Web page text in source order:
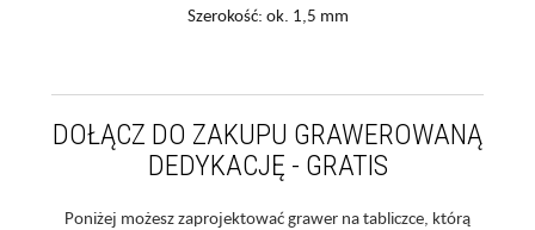
Szerokość: ok. 1,5 mm
DOŁĄCZ DO ZAKUPU GRAWEROWANĄ
DEDYKACJĘ - GRATIS
Poniżej możesz zaprojektować grawer na tabliczce, którą